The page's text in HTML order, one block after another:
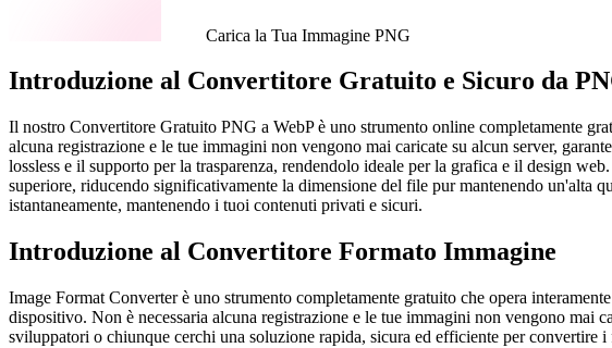
Carica la Tua Immagine PNG
Introduzione al Convertitore Gratuito e Sicuro da
Il nostro Convertitore Gratuito PNG a WebP è uno strumento online completamente
alcuna registrazione e le tue immagini non vengono mai caricate su alcun server,
lossless e il supporto per la trasparenza, rendendolo ideale per la grafica e il design
superiore, riducendo significativamente la dimensione del file pur mantenendo
istantaneamente, mantenendo i tuoi contenuti privati e sicuri.
Introduzione al Convertitore Formato Immagine
Image Format Converter è uno strumento completamente gratuito che opera
dispositivo. Non è necessaria alcuna registrazione e le tue immagini non vengono mai
sviluppatori o chiunque cerchi una soluzione rapida, sicura ed efficiente per convertire